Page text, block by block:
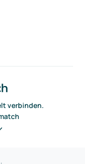
verbinden.